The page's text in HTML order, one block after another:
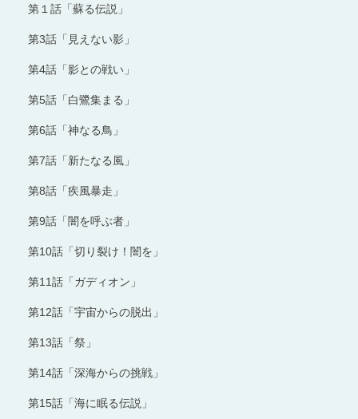
第１話「蘇る伝説」
第3話「見えない影」
第4話「影との戦い」
第5話「白鷺集まる」
第6話「神なる鳥」
第7話「新たなる風」
第8話「疾風暴走」
第9話「闇を呼ぶ者」
第10話「切り裂け！闇を」
第11話「ガディオン」
第12話「宇宙からの脱出」
第13話「祭」
第14話「深海からの挑戦」
第15話「海に眠る伝説」